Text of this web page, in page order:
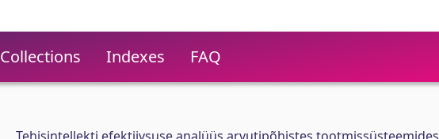
Collections Indexes FAQ